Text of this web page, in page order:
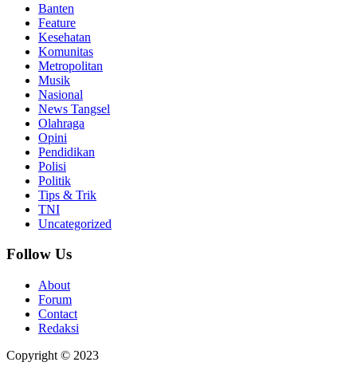
Banten
Feature
Kesehatan
Komunitas
Metropolitan
Musik
Nasional
News Tangsel
Olahraga
Opini
Pendidikan
Polisi
Politik
Tips & Trik
TNI
Uncategorized
Follow Us
About
Forum
Contact
Redaksi
Copyright © 2023